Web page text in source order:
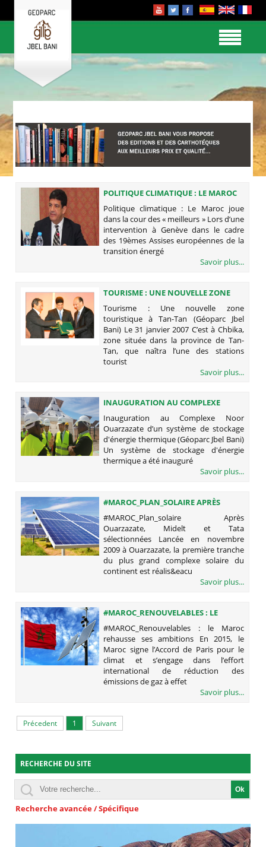
POLITIQUE CLIMATIQUE : LE MAROC
JOUE DANS LA COUR DES «
MEILLEURS »
Politique climatique : Le Maroc joue
dans la cour des « meilleurs » Lors d’une
intervention à Genève dans le cadre
des 19èmes Assises européennes de la
transition énergé
Savoir plus...
TOURISME : UNE NOUVELLE ZONE
TOURISTIQUE À TAN-TAN (GÉOPARC
JBEL BANI)
Tourisme : Une nouvelle zone
touristique à Tan-Tan (Géoparc Jbel
Bani) Le 31 janvier 2007 C’est à Chbika,
zone située dans la province de Tan-
Tan, que naîtra l’une des stations
tourist
Savoir plus...
INAUGURATION AU COMPLEXE
NOOR OUARZAZATE D’UN SYSTÈME
DE STOCKAGE D'ÉNERGIE
THERMIQUE (GÉOPARC JBEL BANI)
Inauguration au Complexe Noor
Ouarzazate d’un système de stockage
d'énergie thermique (Géoparc Jbel Bani)
Un système de stockage d'énergie
thermique a été inauguré
Savoir plus...
#MAROC_PLAN_SOLAIRE APRÈS
OUARZAZATE, MIDELT ET TATA
SÉLECTIONNÉES
#MAROC_Plan_solaire Après
Ouarzazate, Midelt et Tata
sélectionnées Lancée en novembre
2009 à Ouarzazate, la première tranche
du plus grand complexe solaire du
continent est réalis&eacu
Savoir plus...
#MAROC_RENOUVELABLES : LE
MAROC REHAUSSE SES AMBITIONS
#MAROC_Renouvelables : le Maroc
rehausse ses ambitions En 2015, le
Maroc signe l’Accord de Paris pour le
climat et s’engage dans l’effort
international de réduction des
émissions de gaz à effet
Savoir plus...
Précedent 1 Suivant
RECHERCHE DU SITE
Recherche avancée / Spécifique